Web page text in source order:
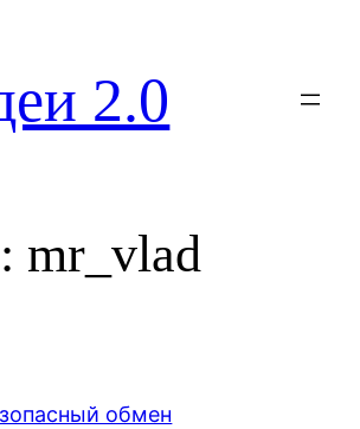
2.0
mr_vlad
обмен